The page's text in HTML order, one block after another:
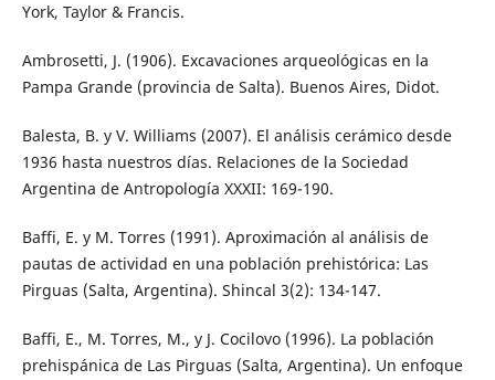
York, Taylor & Francis.
Ambrosetti, J. (1906). Excavaciones arqueológicas en la
Pampa Grande (provincia de Salta). Buenos Aires, Didot.
Balesta, B. y V. Williams (2007). El análisis cerámico desde
1936 hasta nuestros días. Relaciones de la Sociedad
Argentina de Antropología XXXII: 169-190.
Baffi, E. y M. Torres (1991). Aproximación al análisis de
pautas de actividad en una población prehistórica: Las
Pirguas (Salta, Argentina). Shincal 3(2): 134-147.
Baffi, E., M. Torres, M., y J. Cocilovo (1996). La población
prehispánica de Las Pirguas (Salta, Argentina). Un enfoque